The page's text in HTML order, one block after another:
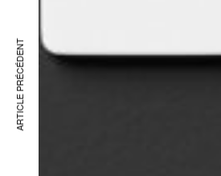
ARTICLE PRÉCÉDENT